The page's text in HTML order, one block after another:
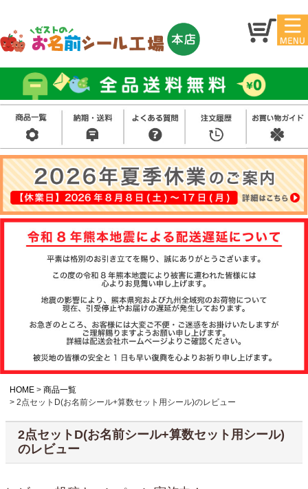
マイ
ジ
お名
前シ
ール
アイ
ロン
シー
ル
お買
い得
セッ
ト
スタ
ンプ
その
他
注文履歴
納期・発送方法
について
HOME
商品一覧
2点セットD(お名前シール+算数セット用シール)のレビュー
2点セットD(お名前シール+算数セット用シール)
のレビュー